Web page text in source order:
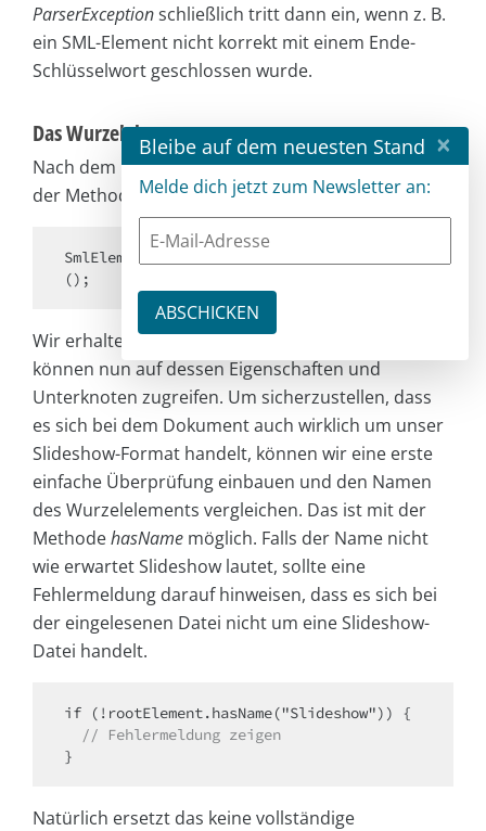
ParserExceptionschließlich tritt dann ein, wenn z. B.
ein SML-Element nicht korrekt mit einem Ende-
Schlüsselwort geschlossen wurde.
Das Wurzelelement
Nach dem Laden des Dokuments greifen wir mit
der MethodegetRootauf dessen Wurzelelement zu.
SmlElement rootElement = document.getRoot
();
Wir erhalten ein Objekt vom Typ
können nun auf dessen Eigenschaften und
Unterknoten zugreifen. Um sicherzustellen, dass
es sich bei dem Dokument auch wirklich um unser
Slideshow-Format handelt, können wir eine erste
einfache Überprüfung einbauen und den Namen
des Wurzelelements vergleichen. Das ist mit der
MethodehasName möglich. Falls der Name nicht
wie erwartet Slideshow lautet, sollte eine
Fehlermeldung darauf hinweisen, dass es sich bei
der eingelesenen Datei nicht um eine Slideshow-
Datei handelt.
if (!rootElement.hasName("Slideshow")) {
// Fehlermeldung zeigen
}
Natürlich ersetzt das keine vollständige
Bleibe auf dem neuesten Stand ×
Melde dich jetzt zum Newsletter an: